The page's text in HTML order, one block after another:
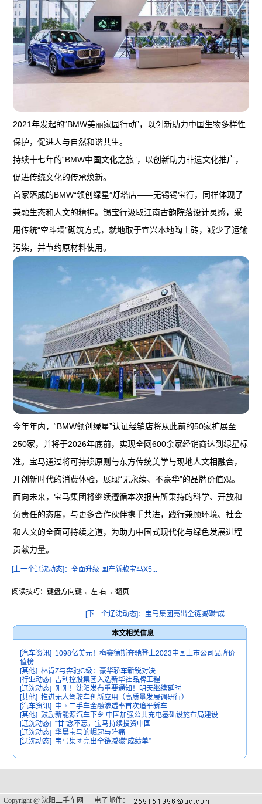
2021年发起的“BMW美丽家园行动”，以创新助力中国生物多样性
保护，促进人与自然和谐共生。
持续十七年的“BMW中国文化之旅”，以创新助力非遗文化推广，
促进传统文化的传承焕新。
首家落成的BMW“领创绿星”灯塔店——无锡锡宝行，同样体现了
兼融生态和人文的精神。锡宝行汲取江南古韵院落设计灵感，采
用传统“空斗墙”砌筑方式，就地取于宜兴本地陶土砖，减少了运输
污染，并节约原材料使用。
今年年内，“BMW领创绿星”认证经销店将从此前的50家扩展至
250家，并将于2026年底前，实现全网600余家经销商达到绿星标
准。宝马通过将可持续原则与东方传统美学与现地人文相融合，
开创新时代的消费体验，展现“无永续、不豪华”的品牌价值观。
面向未来，宝马集团将继续遵循本次报告所秉持的科学、开放和
负责任的态度，与更多合作伙伴携手共进，践行兼顾环境、社会
和人文的全面可持续之道，为助力中国式现代化与绿色发展进程
贡献力量。
[上一个辽沈动态]：全面升级 国产新款宝马X5...
阅读技巧：键盘方向键 ←左 右→ 翻页
[下一个辽沈动态]：宝马集团亮出全链减碳“成...
本文相关信息
[汽车资讯] 1098亿美元！梅赛德斯奔驰登上2023中国上市公司品牌价
值榜
[其他] 林肯Z与奔驰C级：豪华轿车新锐对决
[行业动态] 吉利控股集团入选新华社品牌工程
[辽沈动态]
刚刚！沈阳发布重要通知！明天继续延时
[其他] 推进无人驾驶车创新应用（高质量发展调研行）
[汽车资讯] 中国二手车金融渗透率首次追平新车
[其他] 鼓励新能源汽车下乡 中国加强公共充电基础设施布局建设
[辽沈动态] “廿”念不忘，宝马持续投资中国
[辽沈动态] 华晨宝马的崛起与阵痛
[辽沈动态] 宝马集团亮出全链减碳“成绩单”
Copyright @ 沈阳二手车网 电子邮件：